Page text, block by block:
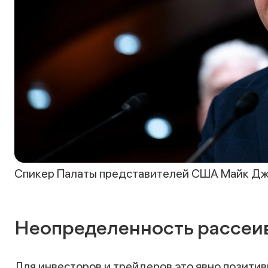
Спикер Палаты представителей США Майк
Неопределенность